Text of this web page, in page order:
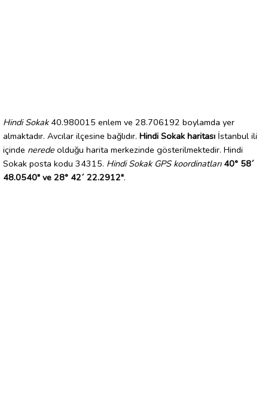
Hindi Sokak40.980015 enlem ve 28.706192 boylamda yer
almaktadır. Avcılar ilçesine bağlıdır. Hindi Sokak haritası İstanbul ili
içinde nerede olduğu harita merkezinde gösterilmektedir. Hindi
Sokak posta kodu 34315. Hindi Sokak GPS koordinatları 40° 58´
48.0540" ve 28° 42´ 22.2912".